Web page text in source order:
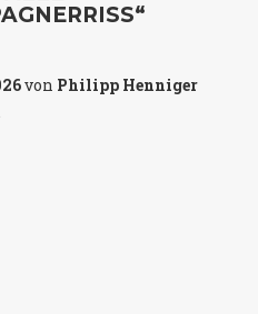
von Philipp Henniger